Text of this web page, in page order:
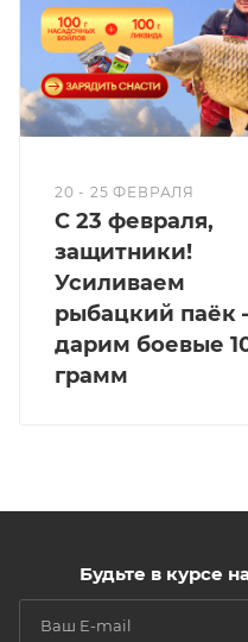
20 - 25 ФЕВРАЛЯ
С 23 февраля,
защитники!
Усиливаем
рыбацкий паёк
дарим боевые
грамм
Будьте в курсе